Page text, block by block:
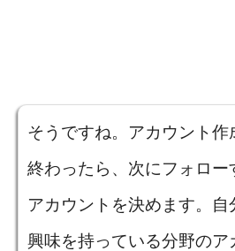
そうですね。アカウント作
終わったら、次にフォロー
アカウントを決めます。自
興味を持っている分野のア